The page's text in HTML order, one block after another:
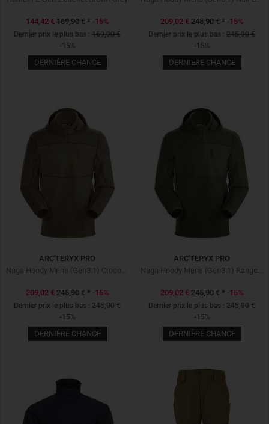
144,42 € 169,90 €* -15%
Dernier prix le plus bas : 169,90 €
-15%
DERNIÈRE CHANCE
209,02 € 245,90 €* -15%
Dernier prix le plus bas : 245,90 €
-15%
DERNIÈRE CHANCE
ARC'TERYX PRO
209,02 € 245,90 €* -15%
Dernier prix le plus bas : 245,90 €
-15%
DERNIÈRE CHANCE
ARC'TERYX PRO
209,02 € 245,90 €* -15%
Dernier prix le plus bas : 245,90 €
-15%
DERNIÈRE CHANCE